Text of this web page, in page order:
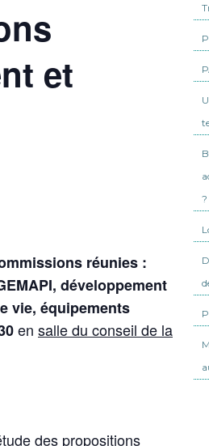
et
réunies :
développement
vie, équipements
en salle du conseil de la
des propositions
?